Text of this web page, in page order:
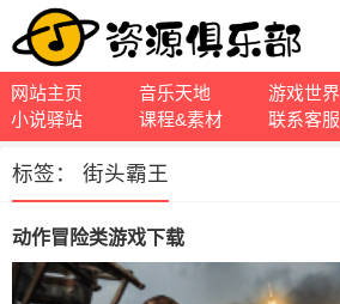
网站主页 音乐天地 游戏世界
小说驿站
课程&素材 联系客服
标签： 街头霸王
动作冒险类游戏下载